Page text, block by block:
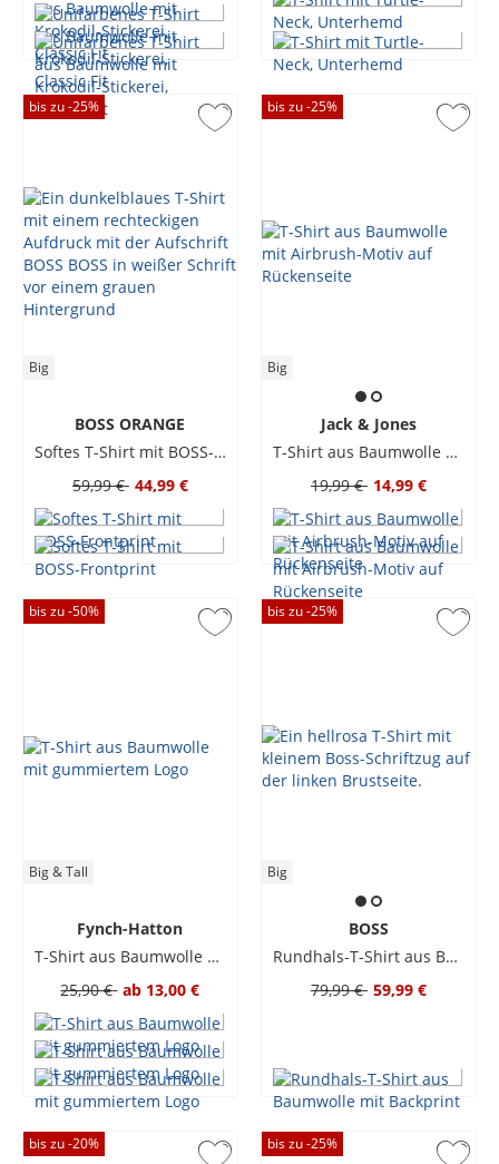
bis zu -25%
Big
BOSS ORANGE
Softes T-Shirt mit BOSS-Frontprint
59,99 € 44,99 €
bis zu -25%
Big
Jack & Jones
T-Shirt aus Baumwolle mit Airbrush-Motiv auf Rückenseite
19,99 € 14,99 €
bis zu -50%
Big & Tall
Fynch-Hatton
T-Shirt aus Baumwolle mit gummiertem Logo
25,90 € ab 13,00 €
bis zu -25%
Big
BOSS
Rundhals-T-Shirt aus Baumwolle mit Backprint
79,99 € 59,99 €
bis zu -20% bis zu -25%